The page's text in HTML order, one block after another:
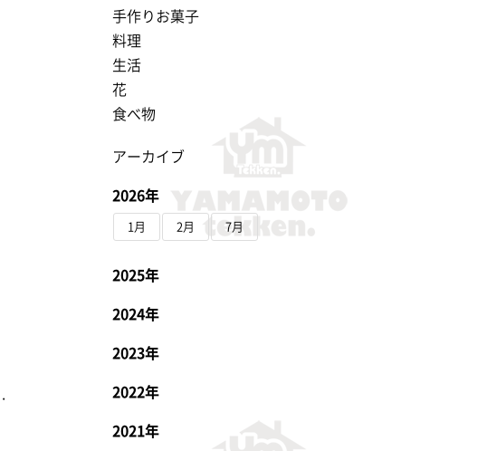
手作りお菓子
料理
生活
花
食べ物
アーカイブ
2026年
1月 2月 7月
2025年
2024年
2023年
2022年
2021年